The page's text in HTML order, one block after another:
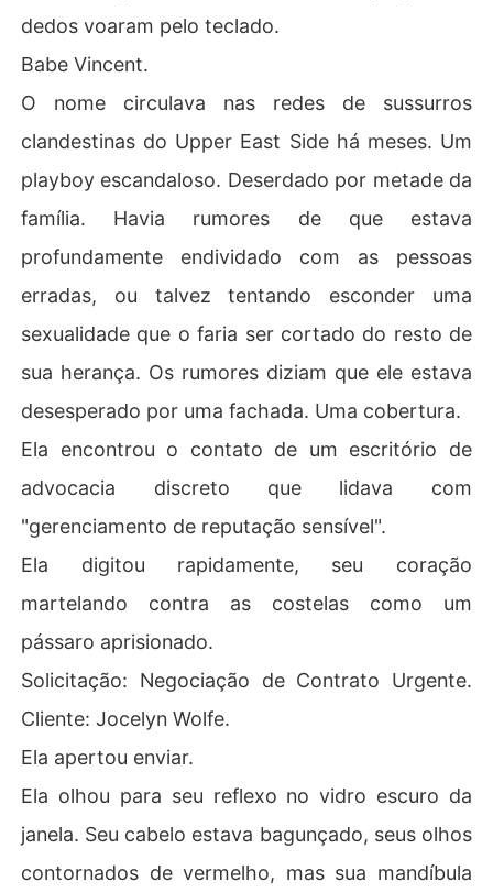
A dor física latejava, mas a clareza foi como um tapa na
cara. Depois de dar tudo de si, ela era apenas um tapa-
o financeiro para sua própria mãe?
Lembrando-se de que o testamento do pai exigia apena
s um "casamento legal" para liberar sua fortuna, Jocely
n tomou uma decisão drástica.
Ela contatou um playboy escandaloso e assinou um con
e sumir.
era um falido qualquer, mas sim Gaston Collins, o bilion
ário mais poderoso e protetor da cidade.
dedos voaram pelo teclado.
Babe Vincent.
O nome circulava nas redes de sussurros
clandestinas do Upper East Side há meses. Um
playboy escandaloso. Deserdado por metade da
família. Havia rumores de que estava
profundamente endividado com as pessoas
erradas, ou talvez tentando esconder uma
sexualidade que o faria ser cortado do resto de
sua herança. Os rumores diziam que ele estava
desesperado por uma fachada. Uma cobertura.
Ela encontrou o contato de um escritório de
advocacia discreto que lidava com
"gerenciamento de reputação sensível".
Ela digitou rapidamente, seu coração
martelando contra as costelas como um
pássaro aprisionado.
Solicitação: Negociação de Contrato Urgente.
Cliente: Jocelyn Wolfe.
Ela apertou enviar.
Ela olhou para seu reflexo no vidro escuro da
janela. Seu cabelo estava bagunçado, seus olhos
contornados de vermelho, mas sua mandíbula